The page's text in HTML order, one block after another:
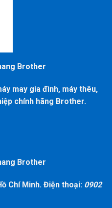
Brother
may gia đình, máy thêu,
chính hãng Brother.
Brother
Chí Minh. Điện thoại: 0902